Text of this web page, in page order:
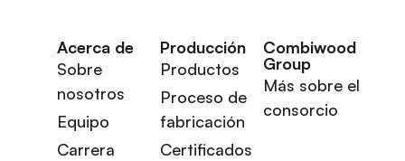
Acerca de
Sobre
nosotros
Equipo
Carrera
Producción
Productos
Proceso de
fabricación
Certificados
Combiwood
Group
Más sobre el
consorcio